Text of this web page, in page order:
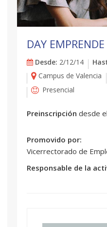
DAY EMPRENDE
Desde: 2/12/14
Campus de Valencia
Presencial
Preinscripción desde
Promovido por:
Vicerrectorado de
Responsable de la